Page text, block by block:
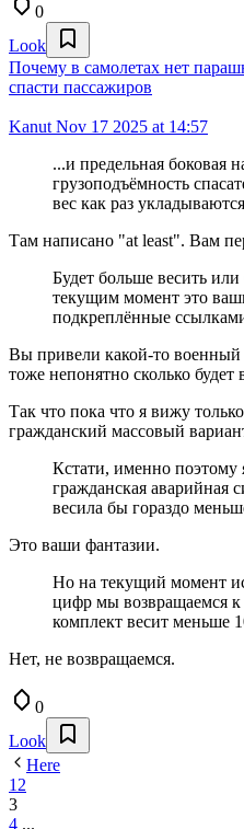
0
Look
Почему в самолетах нет
спасти пассажиров
Kanut Nov 17 2025 at 14:57
...и предельная боковая
грузоподъёмность
вес как раз
Там написано "at least". Вам
Будет больше весить
текущим момент это
подкреплённые
Вы привели какой-то военный
тоже непонятно сколько
Так что пока что я вижу
гражданский массовый
Кстати, именно поэтому
гражданская аварийная
весила бы гораздо
Это ваши фантазии.
Но на текущий момент
цифр мы возвращаемся к
комплект весит меньше
Нет, не возвращаемся.
0
Look
Here
1 2
3
4 ...